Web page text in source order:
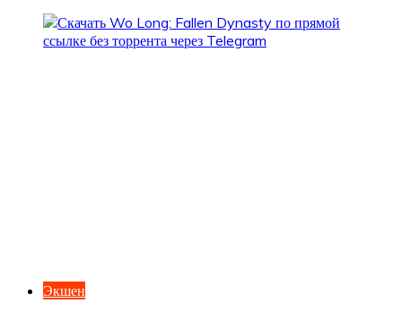
Экшен